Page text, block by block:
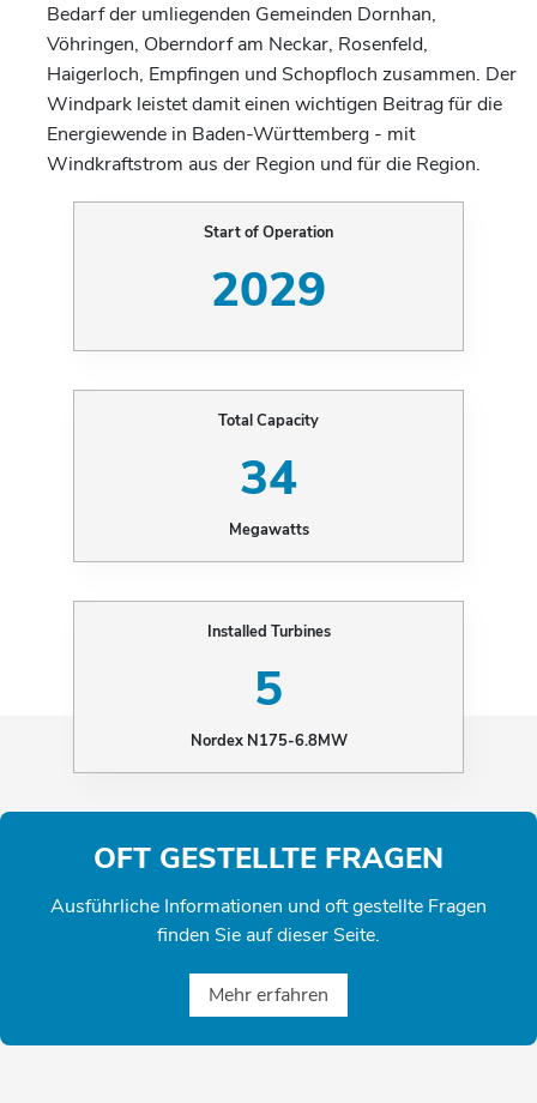
Bedarf der umliegenden Gemeinden Dornhan,
Vöhringen, Oberndorf am Neckar, Rosenfeld,
Haigerloch, Empfingen und Schopfloch zusammen. Der
Windpark leistet damit einen wichtigen Beitrag für die
Energiewende in Baden-Württemberg - mit
Windkraftstrom aus der Region und für die Region.
Start of Operation
2029
Total Capacity
34
Megawatts
Installed Turbines
5
Nordex N175-6.8MW
OFT GESTELLTE FRAGEN
Ausführliche Informationen und oft gestellte Fragen
finden Sie auf dieser Seite.
Mehr erfahren